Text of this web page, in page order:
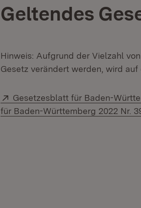
Geltendes
Hinweis: Aufgrund der Vielzahl
Gesetz verändert werden, wird
Extern:
Gesetzesblatt für Baden-
für Baden-Württemberg 2022 Nr.